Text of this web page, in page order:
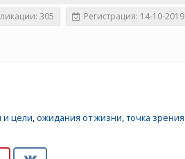
305 Регистрация: 14-10-2019
цели,ожидания от жизни,точка зрения